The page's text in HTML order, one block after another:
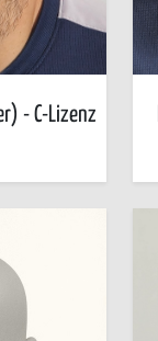
- C-Lizenz